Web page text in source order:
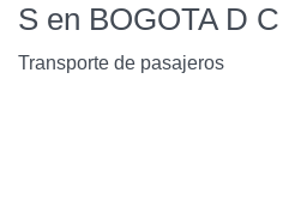
S en BOGOTA D C
Transporte de pasajeros